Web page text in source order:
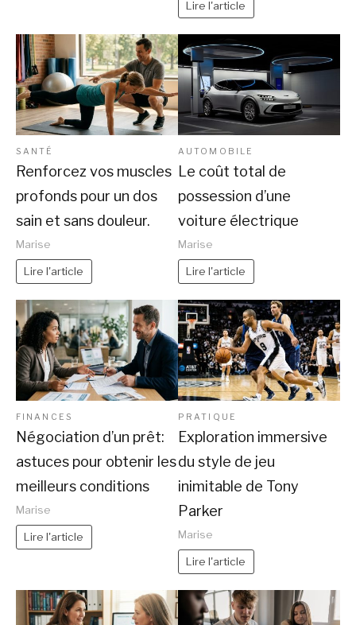
Lire l'article
SANTÉ
Renforcez vos muscles
profonds pour un dos
sain et sans douleur.
Marise
Lire l'article
AUTOMOBILE
Le coût total de
possession d’une
voiture électrique
Marise
Lire l'article
FINANCES
Négociation d’un prêt:
astuces pour obtenir les
meilleurs conditions
Marise
Lire l'article
PRATIQUE
Exploration immersive
du style de jeu
inimitable de Tony
Parker
Marise
Lire l'article